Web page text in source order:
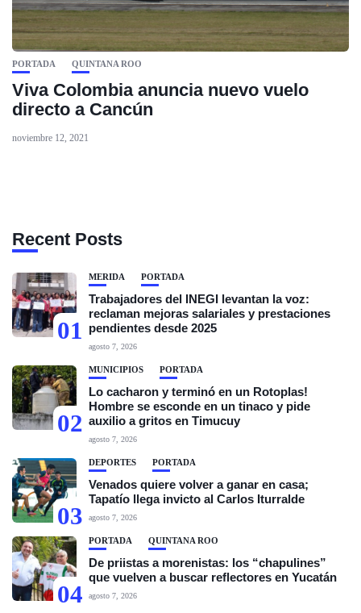
PORTADA QUINTANA ROO
Viva Colombia anuncia nuevo vuelo
directo a Cancún
noviembre 12, 2021
Recent Posts
01
MÉRIDA PORTADA
Trabajadores del INEGI levantan la voz:
reclaman mejoras salariales y prestaciones
pendientes desde 2025
agosto 7, 2026
02
MUNICIPIOS PORTADA
Lo cacharon y terminó en un Rotoplas!
Hombre se esconde en un tinaco y pide
auxilio a gritos en Timucuy
agosto 7, 2026
03
DEPORTES PORTADA
Venados quiere volver a ganar en casa;
Tapatío llega invicto al Carlos Iturralde
agosto 7, 2026
04
PORTADA QUINTANA ROO
De priistas a morenistas: los “chapulines”
que vuelven a buscar reflectores en Yucatán
agosto 7, 2026